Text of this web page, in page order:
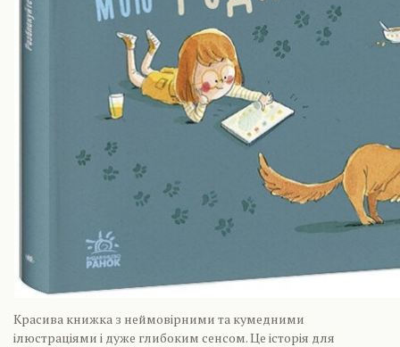
Красива книжка з неймовірними та кумедними
ілюстраціями і дуже глибоким сенсом. Це історія для